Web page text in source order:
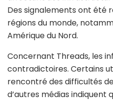
Des signalements ont été
régions du monde,
Amérique du Nord.
Concernant Threads, les
contradictoires. Certains
rencontré des difficultés
d’autres médias indiquent